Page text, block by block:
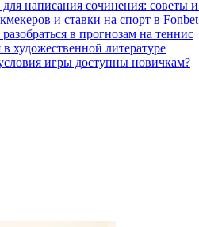
написания сочинения: советы
и ставки на спорт в
в прогнозам на теннис
художественной литературе
игры доступны новичкам?